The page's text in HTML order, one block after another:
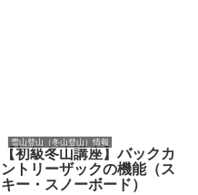
雪山登山（冬山登山）情報
【初級冬山講座】バックカ
ントリーザックの機能（ス
キー・スノーボード）